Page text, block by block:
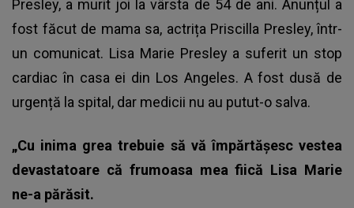
Presley, a murit joi la vârsta de 54 de ani. Anunțul a
fost făcut de mama sa, actrița Priscilla Presley, într-
un comunicat. Lisa Marie Presley a suferit un stop
cardiac în casa ei din Los Angeles. A fost dusă de
urgență la spital, dar medicii nu au putut-o salva.
„Cu inima grea trebuie să vă împărtășesc vestea
devastatoare că frumoasa mea fiică Lisa Marie
ne-a părăsit.